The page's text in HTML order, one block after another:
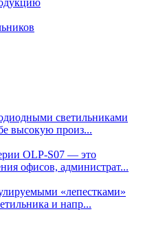
светильниками
высокую произ...
OLP-S07 — это
офисов, администрат...
«лепестками»
и напр...